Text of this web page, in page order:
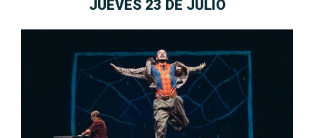
JUEVES 23 DE JULIO